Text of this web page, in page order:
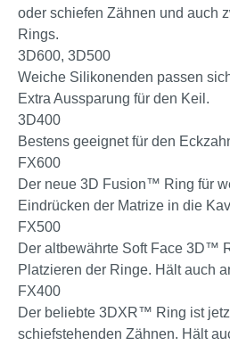
oder schiefen Zähnen und auch
Rings.
3D600, 3D500
Weiche Silikonenden passen
Extra Aussparung für den Keil.
3D400
Bestens geeignet für den
FX600
Der neue 3D Fusion™ Ring für
Eindrücken der Matrize in die
FX500
Der altbewährte Soft Face 3D™
Platzieren der Ringe. Hält auch
FX400
Der beliebte 3DXR™ Ring ist
schiefstehenden Zähnen. Hält